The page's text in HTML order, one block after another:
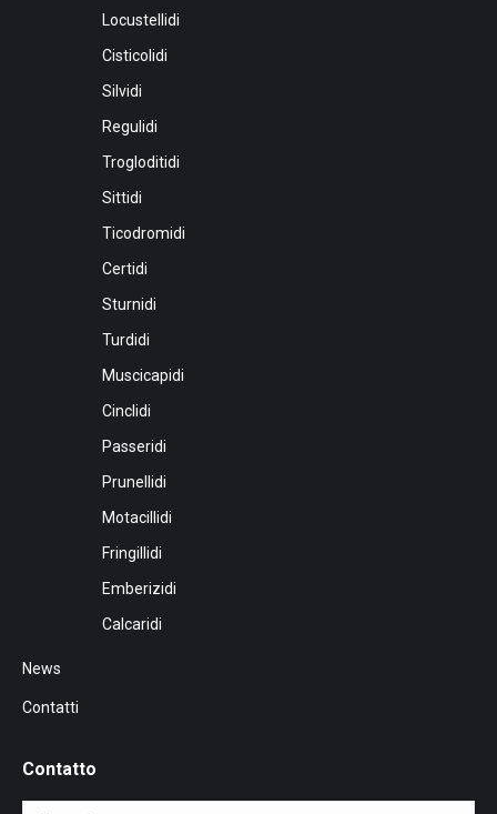
Locustellidi
Cisticolidi
Silvidi
Regulidi
Trogloditidi
Sittidi
Ticodromidi
Certidi
Sturnidi
Turdidi
Muscicapidi
Cinclidi
Passeridi
Prunellidi
Motacillidi
Fringillidi
Emberizidi
Calcaridi
News
Contatti
Contatto